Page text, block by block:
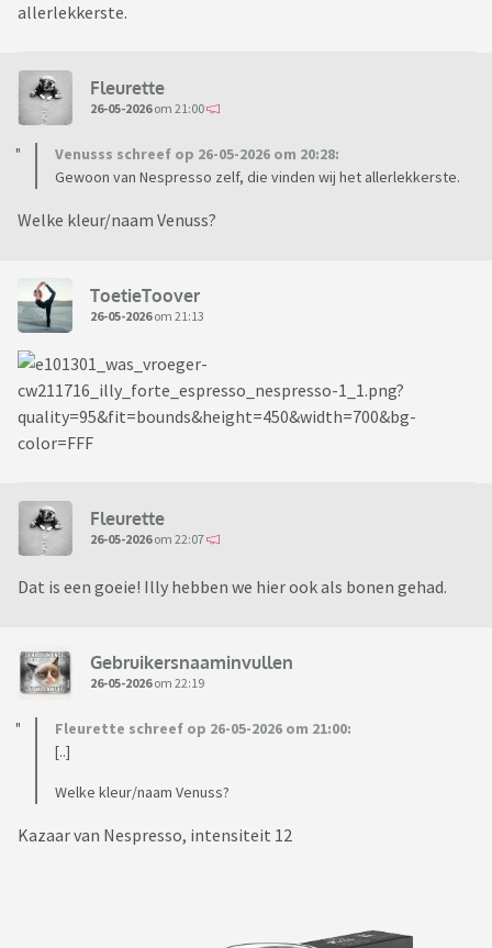
allerlekkerste.
Fleurette
26-05-2026om 21:00
Venusss schreef op 26-05-2026 om 20:28:
Gewoon van Nespresso zelf, die vinden wij het allerlekkerste.
Welke kleur/naam Venuss?
ToetieToover
26-05-2026om 21:13
Fleurette
26-05-2026om 22:07
Dat is een goeie! Illy hebben we hier ook als bonen gehad.
Gebruikersnaaminvullen
26-05-2026om 22:19
Fleurette schreef op 26-05-2026 om 21:00:
[..]
Welke kleur/naam Venuss?
Kazaar van Nespresso, intensiteit 12